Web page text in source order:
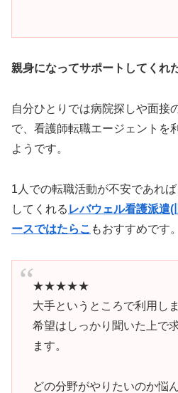
親身になってサポートしてくれ
自分ひとりでは病院探しや面接
で、看護師転職エージェントを
ようです。
1人での転職活動が不安であれ
してくれる レバウェル看護派遣
ースではたらこ もおすすめです。
★★★★★
大手というところで利用しま
希望はしっかり聞いた上で
ます。
どの分野がやりたいのか悩